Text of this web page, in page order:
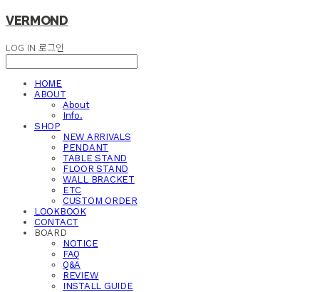
VERMOND
LOG IN 로그인
HOME
ABOUT
About
Info.
SHOP
NEW ARRIVALS
PENDANT
TABLE STAND
FLOOR STAND
WALL BRACKET
ETC
CUSTOM ORDER
LOOKBOOK
CONTACT
BOARD
NOTICE
FAQ
Q&A
REVIEW
INSTALL GUIDE